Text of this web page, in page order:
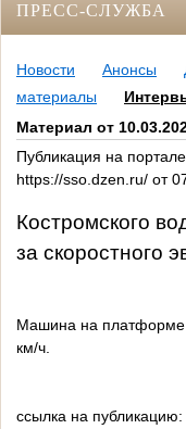
ПРЕСС-СЛУЖБА
Новости Анонсы
материалы
Материал от
Публикация на портале
https://sso.dzen.ru/ от
Костромского
за скоростного
Машина на платформе
км/ч.
ссылка на